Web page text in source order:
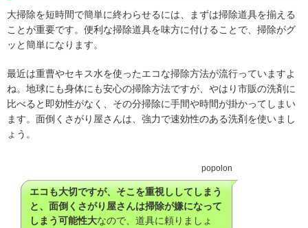
大掃除を短時間で簡単に終わらせるには、まずは掃除道具を揃える
ことが重要です。便利な掃除道具を味方に付けることで、掃除がグ
ッと簡単になります。
最近は重曹やセキス水を使ったエコな掃除方法が流行っていますよ
ね。地球にも身体にも安心の掃除方法ですが、やはり市販の洗剤に
比べると即効性がなく、その分掃除に手間や時間が掛かってしまい
ます。面倒くさがり屋さんは、強力で速効性のある洗剤を使いまし
ょう。
popolon
エコも大切ですが、そこを重視ししてしまう
と、面倒くさがり屋さんは掃除が嫌になって
しまう可能性大なので、道具に頼りましょ